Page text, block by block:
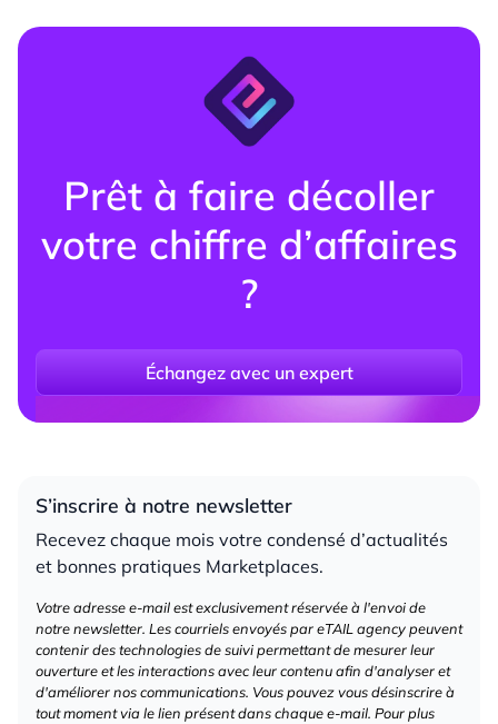
Prêt à faire décoller
votre chiffre d’affaires
?
Échangez avec un expert
S’inscrire à notre newsletter
Recevez chaque mois votre condensé d’actualités
et bonnes pratiques Marketplaces.
Votre adresse e-mail est exclusivement réservée à l'envoi de
notre newsletter. Les courriels envoyés par eTAIL agency peuvent
contenir des technologies de suivi permettant de mesurer leur
ouverture et les interactions avec leur contenu afin d'analyser et
d'améliorer nos communications. Vous pouvez vous désinscrire à
tout moment via le lien présent dans chaque e-mail. Pour plus